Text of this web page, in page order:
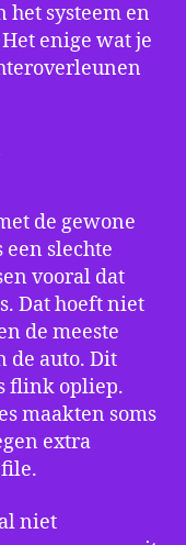
het systeem en
enige wat je
de gewone
een slechte
vooral dat
Dat hoeft niet
de meeste
de auto. Dit
flink opliep.
maakten soms
extra
niet